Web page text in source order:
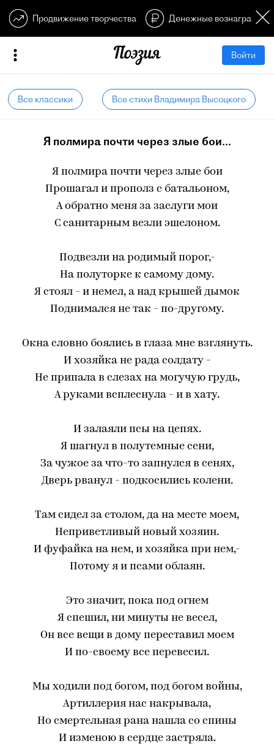
Продвижение творчества Денежные
Войти
Все классики Все стихи Владимира Высоцкого
Я полмира почти через злые бои...
Я полмира почти через злые бои
Прошагал и прополз с батальоном,
А обратно меня за заслуги мои
С санитарным везли эшелоном.
Подвезли на родимый порог,-
На полуторке к самому дому.
Я стоял - и немел, а над крышей дымок
Поднимался не так - по-другому.
Окна словно боялись в глаза мне взглянуть.
И хозяйка не рада солдату -
Не припала в слезах на могучую грудь,
А руками всплеснула - и в хату.
И залаяли псы на цепях.
Я шагнул в полутемные сени,
За чужое за что-то запнулся в сенях,
Дверь рванул - подкосились колени.
Там сидел за столом, да на месте моем,
Неприветливый новый хозяин.
И фуфайка на нем, и хозяйка при нем,-
Потому я и псами облаян.
Это значит, пока под огнем
Я спешил, ни минуты не весел,
Он все вещи в дому переставил моем
И по-своему все перевесил.
Мы ходили под богом, под богом войны,
Артиллерия нас накрывала,
Но смертельная рана нашла со спины
И изменою в сердце застряла.